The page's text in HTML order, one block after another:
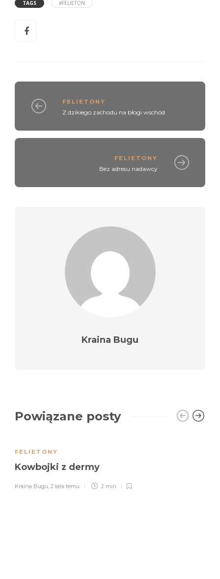
TAGS #FELIETON
FELIETONY
Z dzikiego zachodu na błogi wschód
FELIETONY
Bez adresu nadawcy
Kraina Bugu
Powiązane posty
FELIETONY
Kowbojki z dermy
Kraina Bugu, 2 lata temu 2 min